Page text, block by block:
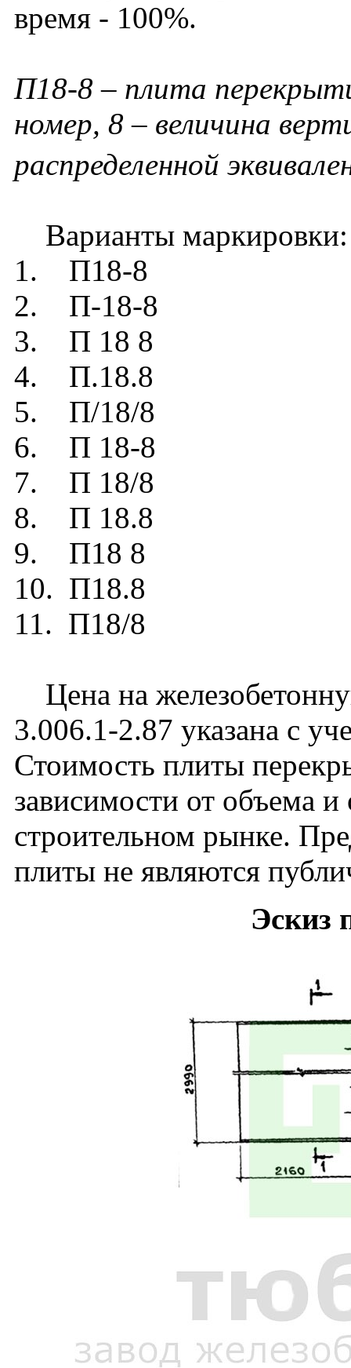
время - 100%.
П18-8 – плита
номер, 8 – величина
распределенной
Варианты маркировки:
1. П18-8
2. П-18-8
3. П 18 8
4. П.18.8
5. П/18/8
6. П 18-8
7. П 18/8
8. П 18.8
9. П18 8
10. П18.8
11. П18/8
Цена на
3.006.1-2.87 указана с
Стоимость плиты
зависимости от объема
строительном рынке.
плиты не являются
Эскиз